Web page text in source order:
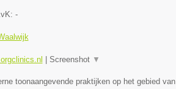
-
Screenshot ▼
toonaangevende praktijken op het gebied van